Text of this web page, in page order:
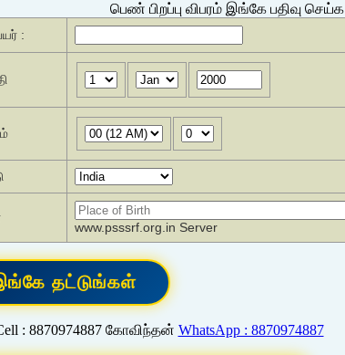
பெண் பிறப்பு விபரம் இங்கே பதிவு செய்க
:
www.psssrf.org.in Server
: 8870974887 கோவிந்தன் WhatsApp : 8870974887